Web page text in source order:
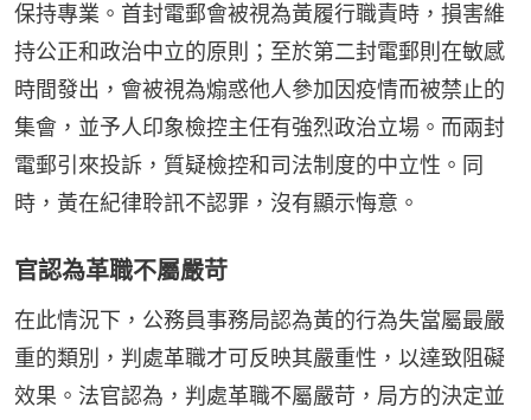
保持專業。首封電郵會被視為黃履行職責時，損害維
持公正和政治中立的原則；至於第二封電郵則在敏感
時間發出，會被視為煽惑他人參加因疫情而被禁止的
集會，並予人印象檢控主任有強烈政治立場。而兩封
電郵引來投訴，質疑檢控和司法制度的中立性。同
時，黃在紀律聆訊不認罪，沒有顯示悔意。
官認為革職不屬嚴苛
在此情況下，公務員事務局認為黃的行為失當屬最嚴
重的類別，判處革職才可反映其嚴重性，以達致阻礙
效果。法官認為，判處革職不屬嚴苛，局方的決定並